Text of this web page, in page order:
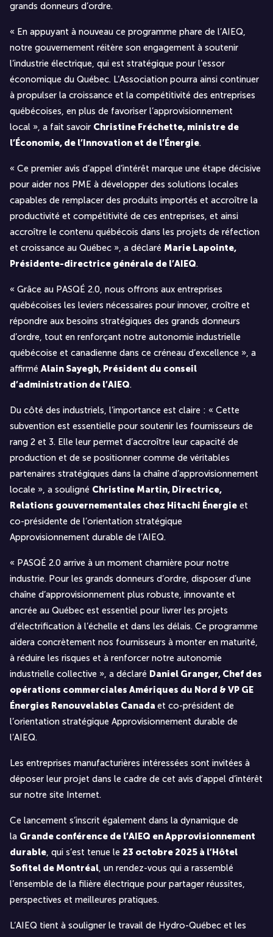
grands donneurs d’ordre.
« En appuyant à nouveau ce programme phare de l’AIEQ,
notre gouvernement réitère son engagement à soutenir
l’industrie électrique, qui est stratégique pour l’essor
économique du Québec. L’Association pourra ainsi continuer
à propulser la croissance et la compétitivité des entreprises
québécoises, en plus de favoriser l’approvisionnement
local », a fait savoir Christine Fréchette, ministre de
l’Économie, de l’Innovation et de l’Énergie.
« Ce premier avis d’appel d’intérêt marque une étape décisive
pour aider nos PME à développer des solutions locales
capables de remplacer des produits importés et accroître la
productivité et compétitivité de ces entreprises, et ainsi
accroître le contenu québécois dans les projets de réfection
et croissance au Québec », a déclaré Marie Lapointe,
Présidente-directrice générale de l’AIEQ.
« Grâce au PASQÉ 2.0, nous offrons aux entreprises
québécoises les leviers nécessaires pour innover, croître et
répondre aux besoins stratégiques des grands donneurs
d’ordre, tout en renforçant notre autonomie industrielle
québécoise et canadienne dans ce créneau d’excellence », a
affirmé Alain Sayegh, Président du conseil
d’administration de l’AIEQ.
Du côté des industriels, l’importance est claire : « Cette
subvention est essentielle pour soutenir les fournisseurs de
rang 2 et 3. Elle leur permet d’accroître leur capacité de
production et de se positionner comme de véritables
partenaires stratégiques dans la chaîne d’approvisionnement
locale », a souligné Christine Martin, Directrice,
Relations gouvernementales chez Hitachi Énergie et
co-présidente de l’orientation stratégique
Approvisionnement durable de l’AIEQ.
« PASQÉ 2.0 arrive à un moment charnière pour notre
industrie. Pour les grands donneurs d’ordre, disposer d’une
chaîne d’approvisionnement plus robuste, innovante et
ancrée au Québec est essentiel pour livrer les projets
d’électrification à l’échelle et dans les délais. Ce programme
aidera concrètement nos fournisseurs à monter en maturité,
à réduire les risques et à renforcer notre autonomie
industrielle collective », a déclaré Daniel Granger, Chef des
opérations commerciales Amériques du Nord & VP GE
Énergies Renouvelables Canada et co-président de
l’orientation stratégique Approvisionnement durable de
l’AIEQ.
Les entreprises manufacturières intéressées sont invitées à
déposer leur projet dans le cadre de cet avis d’appel d’intérêt
sur notre site Internet.
Ce lancement s’inscrit également dans la dynamique de
la Grande conférence de l’AIEQ en Approvisionnement
durable, qui s’est tenue le 23 octobre 2025 à l’Hôtel
Sofitel de Montréal, un rendez-vous qui a rassemblé
l’ensemble de la filière électrique pour partager réussites,
perspectives et meilleures pratiques.
L’AIEQ tient à souligner le travail de Hydro-Québec et les